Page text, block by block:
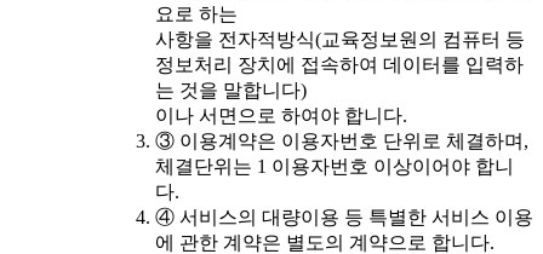
요로 하는
사항을 전자적방식(교육정보원의 컴퓨터 등
정보처리 장치에 접속하여 데이터를 입력하
는 것을 말합니다)
이나 서면으로 하여야 합니다.
③ 이용계약은 이용자번호 단위로 체결하며,
체결단위는 1 이용자번호 이상이어야 합니
다.
④ 서비스의 대량이용 등 특별한 서비스 이용
에 관한 계약은 별도의 계약으로 합니다.